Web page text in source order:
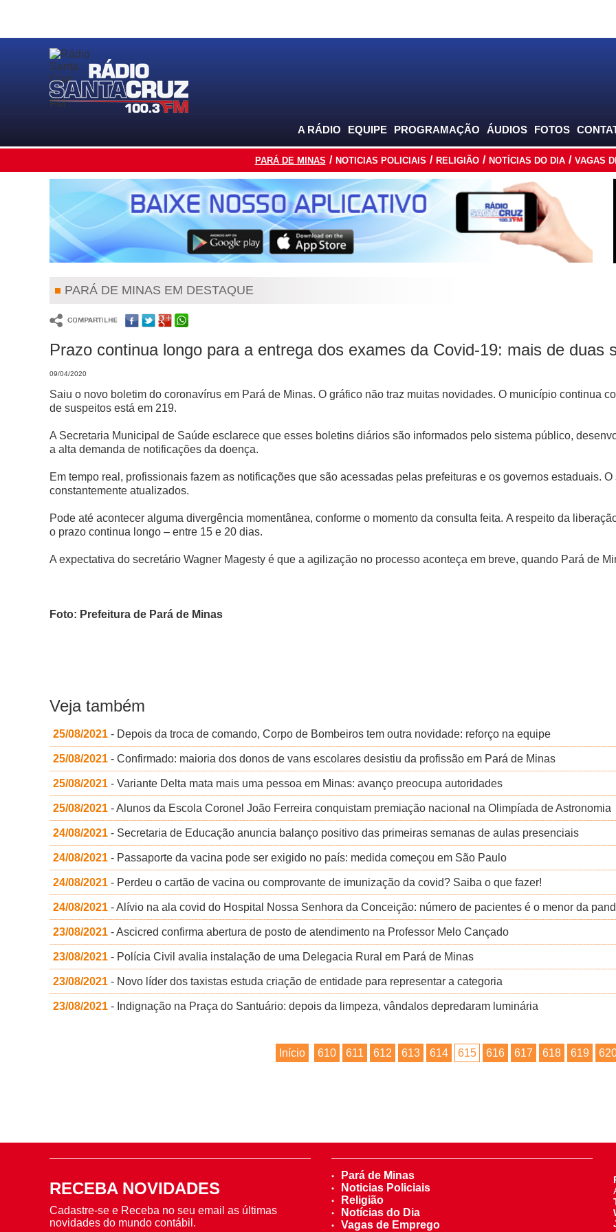
A RÁDIO EQUIPE PROGRAMAÇÃO ÁUDIOS FOTOS
PARÁ DE MINAS NOTICIAS POLICIAIS RELIGIÃO NOTÍCIAS DO DIA VAGAS
PARÁ DE MINAS EM DESTAQUE
Prazo continua longo para a entrega dos exames da Covid-19: mais de duas
09/04/2020
Saiu o novo boletim do coronavírus em Pará de Minas. O gráfico não traz muitas novidades. O município continua
de suspeitos está em 219.
A Secretaria Municipal de Saúde esclarece que esses boletins diários são informados pelo sistema público,
a alta demanda de notificações da doença.
Em tempo real, profissionais fazem as notificações que são acessadas pelas prefeituras e os governos estaduais.
constantemente atualizados.
Pode até acontecer alguma divergência momentânea, conforme o momento da consulta feita. A respeito da
o prazo continua longo – entre 15 e 20 dias.
A expectativa do secretário Wagner Magesty é que a agilização no processo aconteça em breve, quando Pará de
Foto: Prefeitura de Pará de Minas
Veja também
25/08/2021 - Depois da troca de comando, Corpo de Bombeiros tem outra novidade: reforço na equipe
25/08/2021 - Confirmado: maioria dos donos de vans escolares desistiu da profissão em Pará de Minas
25/08/2021 - Variante Delta mata mais uma pessoa em Minas: avanço preocupa autoridades
25/08/2021 - Alunos da Escola Coronel João Ferreira conquistam premiação nacional na Olimpíada de Astronomia
24/08/2021 - Secretaria de Educação anuncia balanço positivo das primeiras semanas de aulas presenciais
24/08/2021 - Passaporte da vacina pode ser exigido no país: medida começou em São Paulo
24/08/2021 - Perdeu o cartão de vacina ou comprovante de imunização da covid? Saiba o que fazer!
24/08/2021 - Alívio na ala covid do Hospital Nossa Senhora da Conceição: número de pacientes é o menor da
23/08/2021 - Ascicred confirma abertura de posto de atendimento na Professor Melo Cançado
23/08/2021 - Polícia Civil avalia instalação de uma Delegacia Rural em Pará de Minas
23/08/2021 - Novo líder dos taxistas estuda criação de entidade para representar a categoria
23/08/2021 - Indignação na Praça do Santuário: depois da limpeza, vândalos depredaram luminária
Início 610 611 612 613 614 615 616 617 618 619
RECEBA NOVIDADES
Cadastre-se e Receba no seu email as últimas
novidades do mundo contábil.
Pará de Minas
Noticias Policiais
Religião
Notícias do Dia
Vagas de Emprego